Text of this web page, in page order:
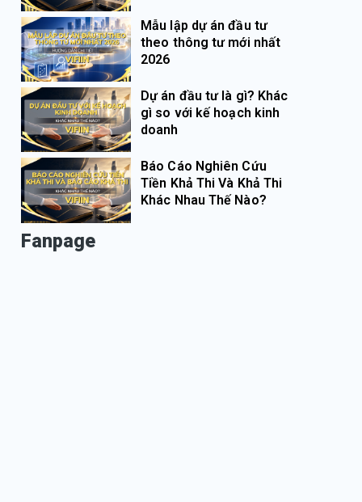
Mẫu lập dự án đầu tư
theo thông tư mới nhất
2026
Dự án đầu tư là gì? Khác
gì so với kế hoạch kinh
doanh
Báo Cáo Nghiên Cứu
Tiền Khả Thi Và Khả Thi
Khác Nhau Thế Nào?
Fanpage